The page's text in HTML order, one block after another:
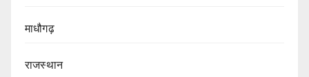
माधौगढ़
राजस्थान